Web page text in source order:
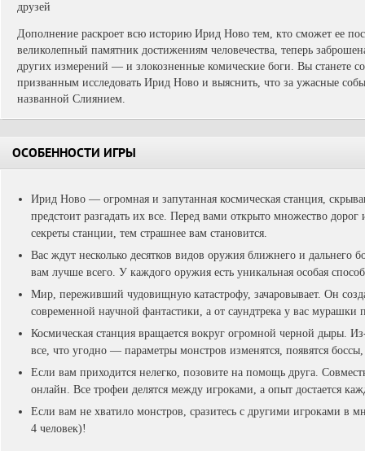
друзей
Дополнение раскроет всю историю Ирид Ново тем, кто сможет ее
великолепный памятник достижениям человечества, теперь
других измерений — и злокозненные комические боги. Вы станете
призванным исследовать Ирид Ново и выяснить, что за ужасные
названной Слиянием.
ОСОБЕННОСТИ ИГРЫ
Ирид Ново — огромная и запутанная космическая станция,
предстоит разгадать их все. Перед вами открыто множество дорог
секреты станции, тем страшнее вам становится.
Вас ждут несколько десятков видов оружия ближнего и дальнего
вам лучше всего. У каждого оружия есть уникальная особая
Мир, переживший чудовищную катастрофу, зачаровывает. Он
современной научной фантастики, а от саундтрека у вас мурашки
Космическая станция вращается вокруг огромной черной дыры.
все, что угодно — параметры монстров изменятся, появятся
Если вам приходится нелегко, позовите на помощь друга.
онлайн. Все трофеи делятся между игроками, а опыт достается
Если вам не хватило монстров, сразитесь с другими игроками в
4 человек)!